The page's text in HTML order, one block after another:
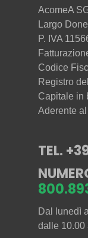
AcomeA
Largo
P. IVA
Codice
Registro
Capitale in
Aderente
TEL.
Dal lunedì
dalle 10.00